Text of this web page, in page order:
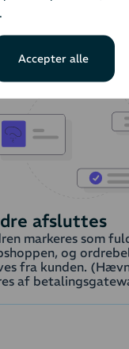
Accepter alle
afsluttes
markeres som
og
fra kunden.
af